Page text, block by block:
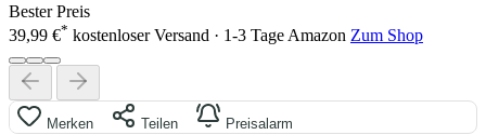
Bester Preis
39,99 €* kostenloser Versand · 1-3 Tage Amazon Zum Shop
Merken Teilen Preisalarm